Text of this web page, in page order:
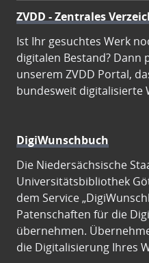
ZVDD - Zentrales
Ist Ihr gesuchtes Werk
digitalen Bestand? Dann
unserem ZVDD Portal,
bundesweit digitalisierte
DigiWunschbuch
Die Niedersächsische
Universitätsbibliothek
dem Service
Patenschaften für die
übernehmen.
die Digitalisierung Ihres